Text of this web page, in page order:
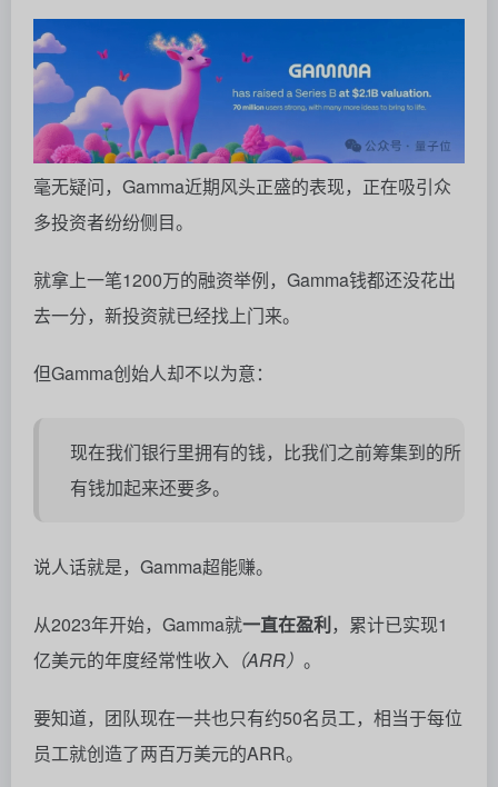
毫无疑问，Gamma近期风头正盛的表现，正在吸引众
多投资者纷纷侧目。
就拿上一笔1200万的融资举例，Gamma钱都还没花出
去一分，新投资就已经找上门来。
但Gamma创始人却不以为意：
现在我们银行里拥有的钱，比我们之前筹集到的所
有钱加起来还要多。
说人话就是，Gamma超能赚。
从2023年开始，Gamma就一直在盈利，累计已实现1
亿美元的年度经常性收入 （ARR） 。
要知道，团队现在一共也只有约50名员工，相当于每位
员工就创造了两百万美元的ARR。